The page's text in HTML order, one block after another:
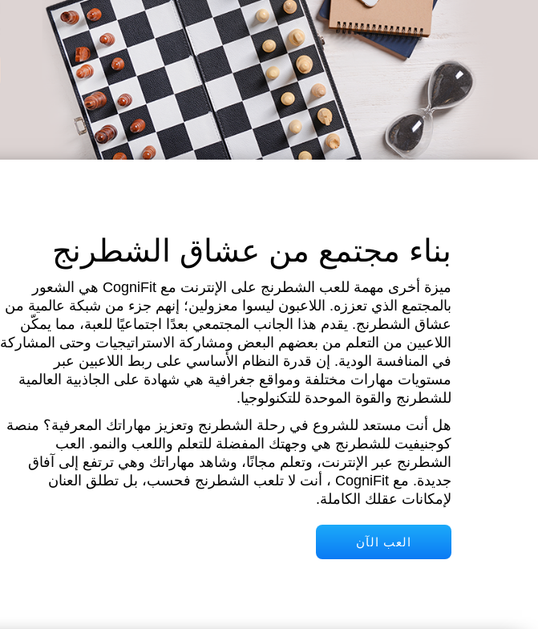
بناء مجتمع من عشاق الشطرنج
ميزة أخرى مهمة للعب الشطرنج على الإنترنت مع CogniFit هي الشعور
بالمجتمع الذي تعززه. اللاعبون ليسوا معزولين؛ إنهم جزء من شبكة عالمية من
عشاق الشطرنج. يقدم هذا الجانب المجتمعي بعدًا اجتماعيًا للعبة، مما يمكّن
اللاعبين من التعلم من بعضهم البعض ومشاركة الاستراتيجيات وحتى المشاركة
في المنافسة الودية. إن قدرة النظام الأساسي على ربط اللاعبين عبر
مستويات مهارات مختلفة ومواقع جغرافية هي شهادة على الجاذبية العالمية
للشطرنج والقوة الموحدة للتكنولوجيا.
هل أنت مستعد للشروع في رحلة الشطرنج وتعزيز مهاراتك المعرفية؟ منصة
كوجنيفيت للشطرنج هي وجهتك المفضلة للتعلم واللعب والنمو. العب
الشطرنج عبر الإنترنت، وتعلم مجانًا، وشاهد مهاراتك وهي ترتفع إلى آفاق
جديدة. مع CogniFit ، أنت لا تلعب الشطرنج فحسب، بل تطلق العنان
لإمكانات عقلك الكاملة.
العب الآن